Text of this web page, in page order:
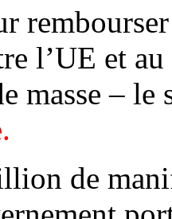
l’UE et
masse –
de